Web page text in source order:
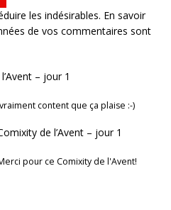
les indésirables. En savoir
de vos commentaires sont
– jour 1
content que ça plaise :-)
de l’Avent – jour 1
pour ce Comixity de l'Avent!